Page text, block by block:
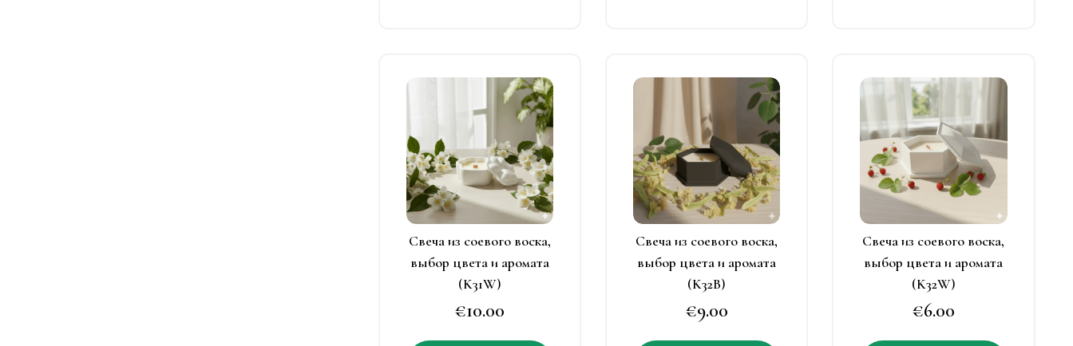
странице
товара.
Этот
товар
несколько
вариаций.
Опции
можно
выбрать
на
странице
Свеча из соевого воска,
выбор цвета и аромата
(K31W)
€10.00
товар
имеет
несколько
вариаций.
Опции
можно
выбрать
на
странице
Свеча из соевого воска,
выбор цвета и аромата
(K32B)
€9.00
Этот
имеет
несколько
вариаций.
Опции
можно
выбрать
на
странице
Свеча из соевого воска,
выбор цвета и аромата
(K32W)
€6.00